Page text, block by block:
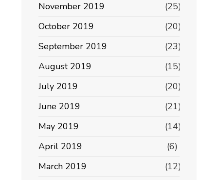
November 2019
(25)
October 2019
(20)
September 2019
(23)
August 2019
(15)
July 2019
(20)
June 2019
(21)
May 2019
(14)
April 2019
(6)
March 2019
(12)